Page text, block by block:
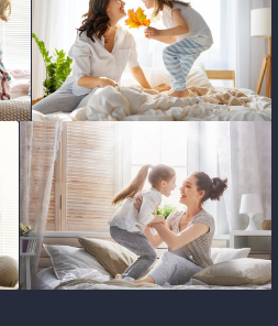
photo
photo